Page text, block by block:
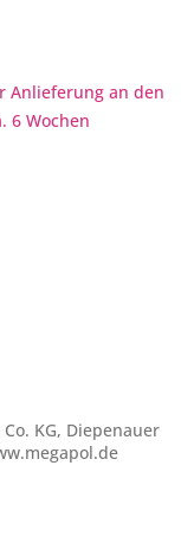
Anlieferung an den
6 Wochen
KG, Diepenauer